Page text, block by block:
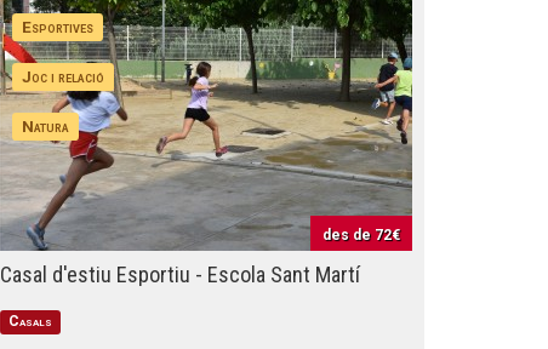
Esportives
Joc i relació
Natura
des de 72€
Casal d'estiu Esportiu - Escola Sant Martí
Casals